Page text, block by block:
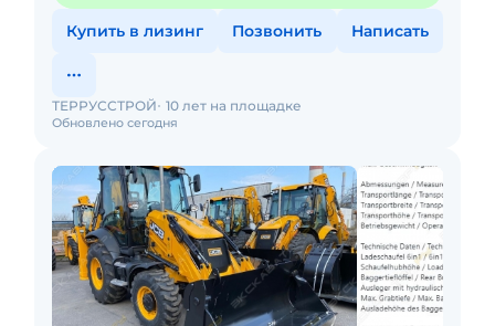
Купить в лизинг Позвонить Написать
Обновлено сегодня
ТЕРРУССТРОЙ 10 лет на площадке